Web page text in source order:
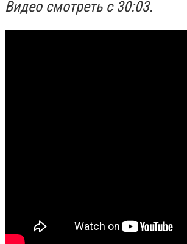
Видео смотреть с 30:03.